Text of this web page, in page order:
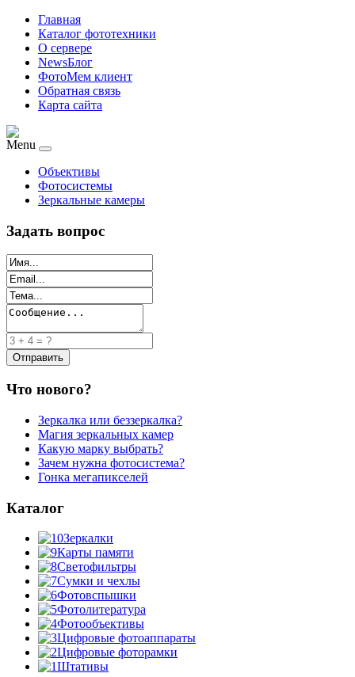
Главная
Каталог фототехники
О сервере
NewsБлог
ФотоМем клиент
Обратная связь
Карта сайта
Menu
Объективы
Фотосистемы
Зеркальные камеры
Задать вопрос
Что нового?
Зеркалка или беззеркалка?
Магия зеркальных камер
Какую марку выбрать?
Зачем нужна фотосистема?
Гонка мегапикселей
Каталог
Зеркалки
Карты памяти
Светофильтры
Сумки и чехлы
Фотовспышки
Фотолитература
Фотообъективы
Цифровые фотоаппараты
Цифровые фоторамки
Штативы